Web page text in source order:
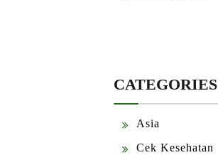
CATEGORIES
Asia
Cek Kesehatan